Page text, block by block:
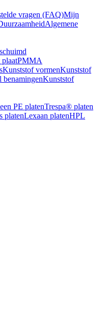
vragen (FAQ)Mijn
Algemene
PMMA
Kunststof vormenKunststof
benamingenKunststof
PE platenTrespa® platen
platenLexaan platenHPL